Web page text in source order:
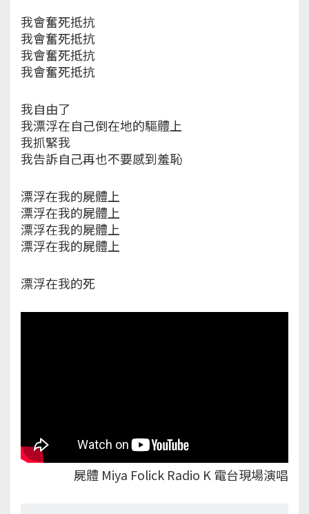
我會奮死抵抗
我會奮死抵抗
我會奮死抵抗
我會奮死抵抗
我自由了
我漂浮在自己倒在地的驅體上
我抓緊我
我告訴自己再也不要感到羞恥
漂浮在我的屍體上
漂浮在我的屍體上
漂浮在我的屍體上
漂浮在我的屍體上
漂浮在我的死
屍體 Miya Folick Radio K 電台現場演唱